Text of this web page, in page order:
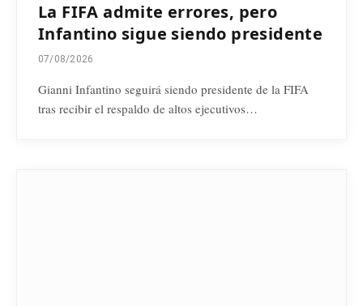
La FIFA admite errores, pero
Infantino sigue siendo presidente
07/08/2026
Gianni Infantino seguirá siendo presidente de la FIFA
tras recibir el respaldo de altos ejecutivos…